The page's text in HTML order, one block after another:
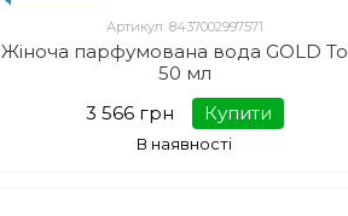
Артикул: 8437002997571
Жіноча парфумована вода GOLD
50 мл
3 566 грн
Купити
В наявності